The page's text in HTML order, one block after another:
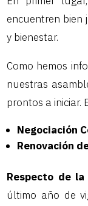
encuentren bien
y bienestar.
Como hemos
nuestras
prontos a iniciar.
Negociación
Renovación
Respecto de la
último año de